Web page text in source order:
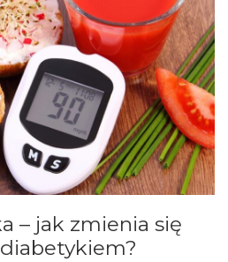
– jak zmienia się